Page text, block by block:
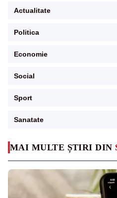
MAI MULTE ȘTIRI DIN
Actualitate
Politica
Economie
Social
Sport
Sanatate